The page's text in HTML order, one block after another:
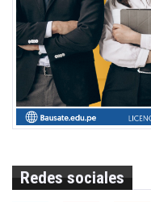
Redes sociales